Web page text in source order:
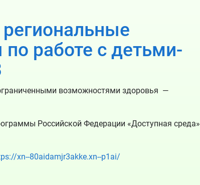
работе с детьми-
возможностями здоровья —
Российской Федерации «Доступная среда»
xn--80aidamjr3akke.xn--p1ai/